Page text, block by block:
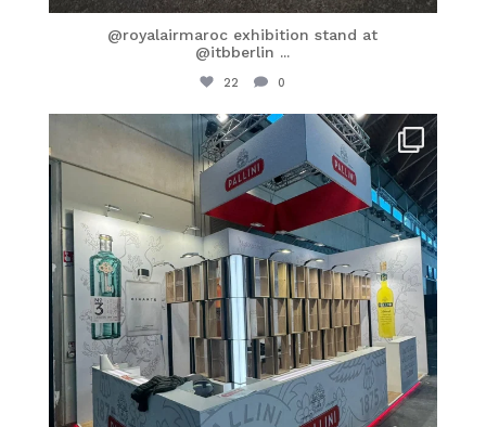
@royalairmaroc exhibition stand at
@itbberlin ...
22 0
itaprosrl
Feb 27